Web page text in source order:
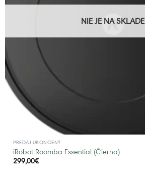
NIE JE NA SKLADE
PREDAJ UKONČENÝ
iRobot Roomba Essential (Čierna)
299,00€